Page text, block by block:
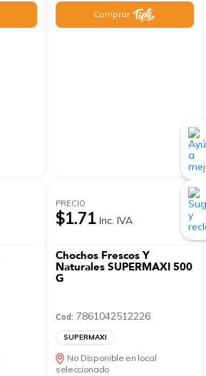
Comprar
PRECIO
$1.71 Inc. IVA
Chochos Frescos Y
Naturales SUPERMAXI 500
G
Cod: 7861042512226
SUPERMAXI
No Disponible en local
seleccionado